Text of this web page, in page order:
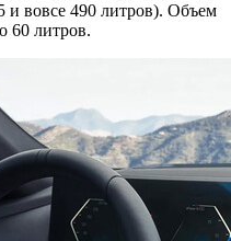
и вовсе 490 литров). Объем
60 литров.